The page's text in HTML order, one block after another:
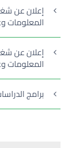
إعلان عن
المعلومات
إعلان عن
المعلومات
برامج